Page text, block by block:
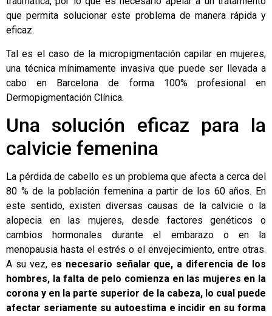
que permita solucionar este problema de manera rápida y
eficaz.
Tal es el caso de la micropigmentación capilar en mujeres,
una técnica mínimamente invasiva que puede ser llevada a
cabo en Barcelona de forma 100% profesional en
Dermopigmentación Clínica.
Una solución eficaz para la
calvicie femenina
La pérdida de cabello es un problema que afecta a cerca del
80 % de la población femenina a partir de los 60 años. En
este sentido, existen diversas causas de la calvicie o la
alopecia en las mujeres, desde factores genéticos o
cambios hormonales durante el embarazo o en la
menopausia hasta el estrés o el envejecimiento, entre otras.
A su vez, es necesario señalar que, a diferencia de los
hombres, la falta de pelo comienza en las mujeres en la
corona y en la parte superior de la cabeza, lo cual puede
afectar seriamente su autoestima e incidir en su forma